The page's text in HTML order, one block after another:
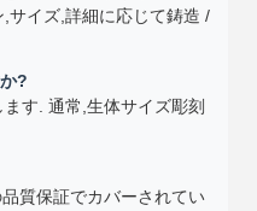
サイズ,詳細に応じて鋳造 /
?
す. 通常,生体サイズ彫刻
質保証でカバーされてい